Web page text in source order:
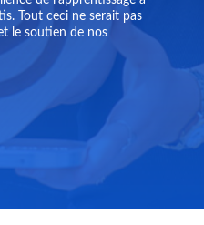
Tout ceci ne serait pas
le soutien de nos